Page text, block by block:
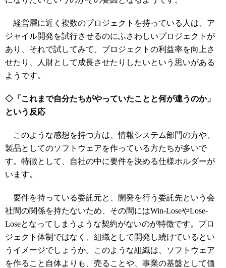
経営層に近く複数のプロジェクトを持っている人は、ア
ジャイル開発を試行させるのにふさわしいプロジェクトが
あり、それで試してみて、プロジェクトの利益率を向上さ
せたり、人財として成長させたりしたいという思いがある
ようです。
◇「これまで自分たちがやっていたことと何が違うのか」
という反応
このような感想を持つ方は、情報システム部門の方や、
製品としてのソフトウェアを作っている方たちが多いで
す。特徴として、自社の中に要件を決める仕様ホルダーが
います。
要件を持っている委託元と、開発を行う委託先という会
社間の関係を持たないため、その間にはWin-LoseやLose-
Loseとなってしまうような契約がないのが特徴です。プロ
ジェクト体制ではなく、組織として開発し続けているとい
うイメージでしょうか。このような組織は、ソフトウェア
を作ること自体よりも、売ることや、事業の基盤として価